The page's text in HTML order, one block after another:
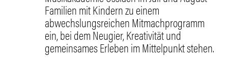
Familien mit Kindern zu einem
abwechslungsreichen Mitmachprogramm
ein, bei dem Neugier, Kreativität und
gemeinsames Erleben im Mittelpunkt stehen.